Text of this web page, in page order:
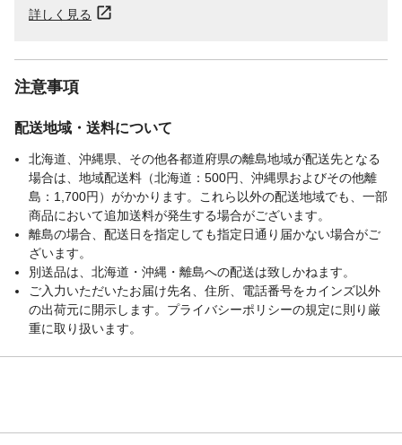
詳しく見る
注意事項
配送地域・送料について
北海道、沖縄県、その他各都道府県の離島地域が配送先となる
場合は、地域配送料（北海道：500円、沖縄県およびその他離
島：1,700円）がかかります。これら以外の配送地域でも、一部
商品において追加送料が発生する場合がございます。
離島の場合、配送日を指定しても指定日通り届かない場合がご
ざいます。
別送品は、北海道・沖縄・離島への配送は致しかねます。
ご入力いただいたお届け先名、住所、電話番号をカインズ以外
の出荷元に開示します。プライバシーポリシーの規定に則り厳
重に取り扱います。